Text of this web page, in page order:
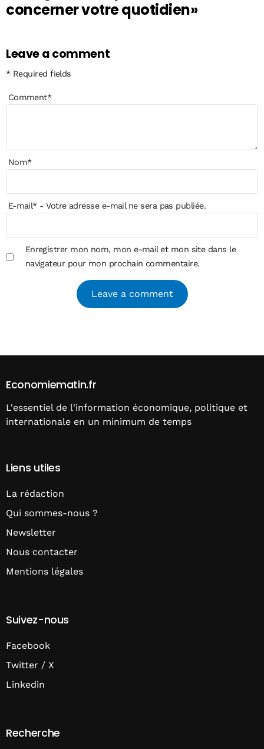
concerner votre quotidien»
Leave a comment
* Required fields
Comment*
Nom*
E-mail*- Votre adresse e-mail ne sera pas publiée.
Enregistrer mon nom, mon e-mail et mon site dans le
navigateur pour mon prochain commentaire.
Economiematin.fr
L'essentiel de l'information économique, politique et
internationale en un minimum de temps
Liens utiles
La rédaction
Qui sommes-nous ?
Newsletter
Nous contacter
Mentions légales
Suivez-nous
Facebook
Twitter / X
Linkedin
Recherche